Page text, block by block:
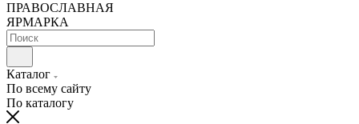
ПРАВОСЛАВНАЯ
ЯРМАРКА
Каталог
По всему сайту
По каталогу